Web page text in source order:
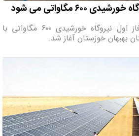
مگاواتی می شود
عملیات اجرایی احداث فاز اول نیروگاه خورشیدی ۶۰۰ مگاواتی با
بهبهان خوزستان آغاز شد.